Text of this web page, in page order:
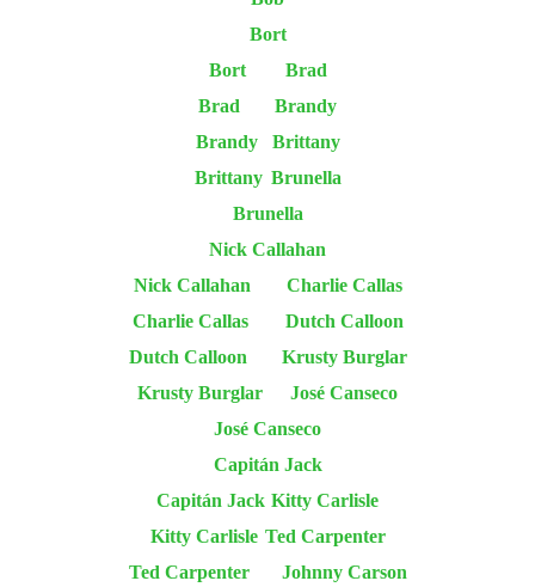
Bort
Bort
Brad
Brad
Brandy
Brandy
Brittany
Brittany Brunella
Brunella
Nick Callahan
Nick Callahan
Charlie Callas
Charlie Callas
Dutch Calloon
Dutch Calloon
Krusty Burglar
Krusty Burglar
José Canseco
José Canseco
Capitán Jack
Capitán Jack Kitty Carlisle
Kitty Carlisle Ted Carpenter
Ted Carpenter
Johnny Carson